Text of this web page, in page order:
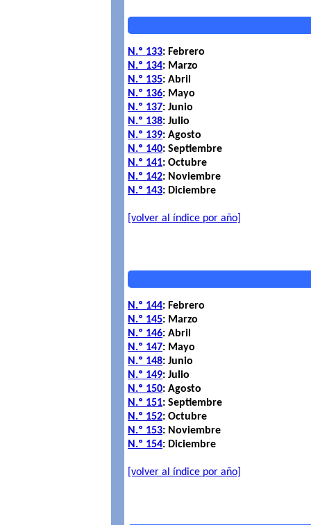
N.º 133: Febrero
N.º 134: Marzo
N.º 135: Abril
N.º 136: Mayo
N.º 137: Junio
N.º 138: Julio
N.º 139: Agosto
N.º 140: Septiembre
N.º 141: Octubre
N.º 142: Noviembre
N.º 143: Diciembre
[volver al índice por año]
N.º 144: Febrero
N.º 145: Marzo
N.º 146: Abril
N.º 147: Mayo
N.º 148: Junio
N.º 149: Julio
N.º 150: Agosto
N.º 151: Septiembre
N.º 152: Octubre
N.º 153: Noviembre
N.º 154: Diciembre
[volver al índice por año]